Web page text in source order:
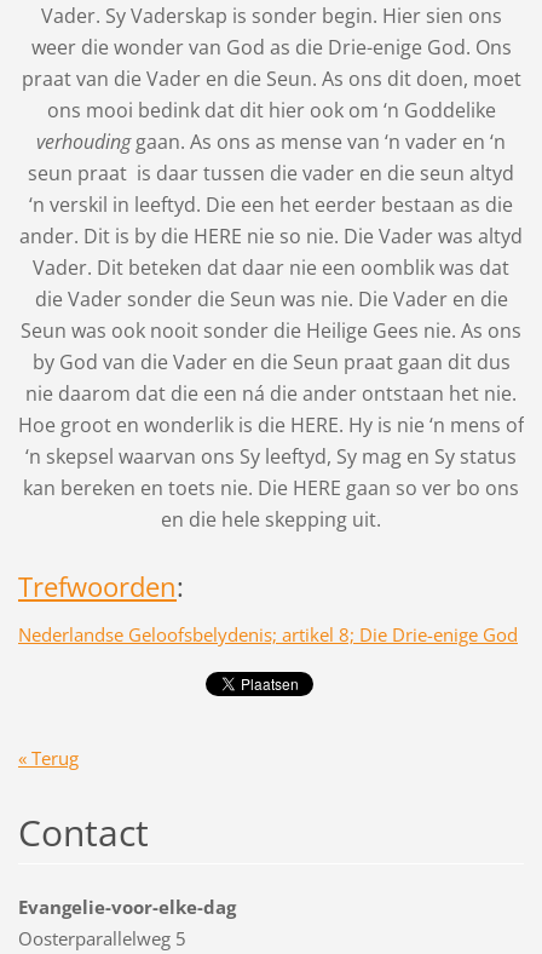
Vader. Sy Vaderskap is sonder begin. Hier sien ons
weer die wonder van God as die Drie-enige God. Ons
praat van die Vader en die Seun. As ons dit doen, moet
ons mooi bedink dat dit hier ook om ‘n Goddelike
verhoudinggaan. As ons as mense van ‘n vader en ‘n
seun praat is daar tussen die vader en die seun altyd
‘n verskil in leeftyd. Die een het eerder bestaan as die
ander. Dit is by die HERE nie so nie. Die Vader was altyd
Vader. Dit beteken dat daar nie een oomblik was dat
die Vader sonder die Seun was nie. Die Vader en die
Seun was ook nooit sonder die Heilige Gees nie. As ons
by God van die Vader en die Seun praat gaan dit dus
nie daarom dat die een ná die ander ontstaan het nie.
Hoe groot en wonderlik is die HERE. Hy is nie ‘n mens of
‘n skepsel waarvan ons Sy leeftyd, Sy mag en Sy status
kan bereken en toets nie. Die HERE gaan so ver bo ons
en die hele skepping uit.
Trefwoorden:
Nederlandse Geloofsbelydenis; artikel 8; Die Drie-enige God
« Terug
Contact
Evangelie-voor-elke-dag
Oosterparallelweg 5